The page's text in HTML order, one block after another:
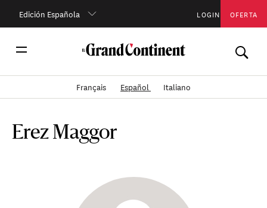
Edición Española LOGIN OFERTA
Français Español Italiano
Erez Maggor